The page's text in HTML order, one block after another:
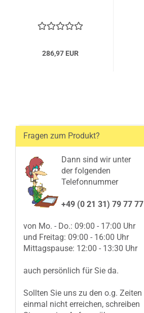
286,97 EUR
Fragen zum Produkt?
Dann sind wir unter
der folgenden
Telefonnummer
+49 (0 21 31) 79 77 77
von Mo. - Do.: 09:00 - 17:00 Uhr
und Freitag: 09:00 - 16:00 Uhr
Mittagspause: 12:00 - 13:30 Uhr
auch persönlich für Sie da.
Sollten Sie uns zu den o.g. Zeiten
einmal nicht erreichen, schreiben